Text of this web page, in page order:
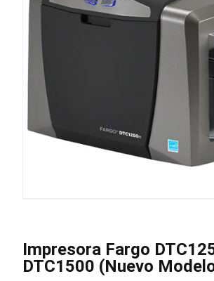
Impresora Fargo
DTC1500 (Nuevo